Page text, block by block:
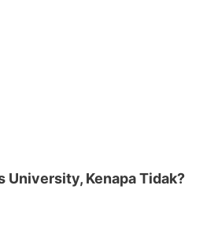
University, Kenapa Tidak?